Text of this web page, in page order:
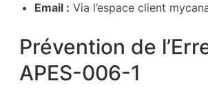
Email : Via l’espace client
Prévention de
APES-006-1